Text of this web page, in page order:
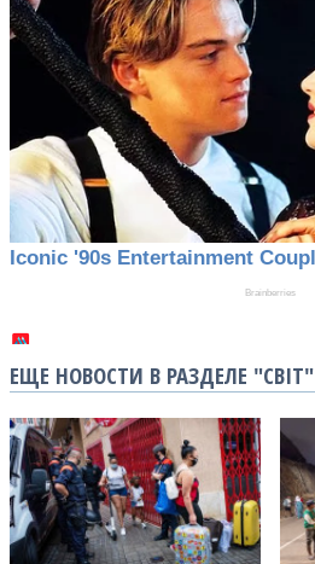
ЕЩЕ НОВОСТИ В РАЗДЕЛЕ "СВІТ"